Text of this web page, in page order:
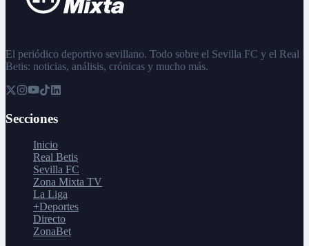
El periódico deportivo sevillano. Todo sobre el Sevilla FC y el Real
Betis: noticias, análisis, crónicas y mucho más.
Secciones
Inicio
Real Betis
Sevilla FC
Zona Mixta TV
La Liga
+Deportes
Directo
ZonaBet